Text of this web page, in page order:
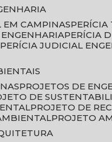
EM CAMPINAS
ENGENHARIA
PERÍCIA
PERÍCIA JUDICIAL
PROJETOS DE
DE
PROJETO DE
PROJETO